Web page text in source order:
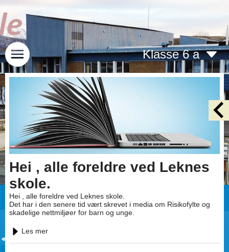
Klasse 6 a
Hei , alle foreldre ved Leknes
skole.
Hei , alle foreldre ved Leknes skole.
Det har i den senere tid vært skrevet i media om Risikofylte og
skadelige nettmiljøer for barn og unge.
Les mer